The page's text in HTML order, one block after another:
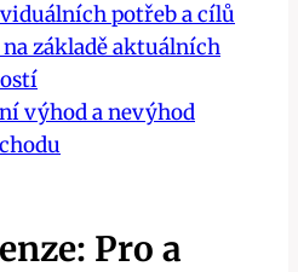
potřeb a cílů
základě aktuálních
výhod a nevýhod
Pro a